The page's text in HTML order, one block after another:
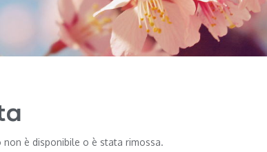
è disponibile o è stata rimossa.